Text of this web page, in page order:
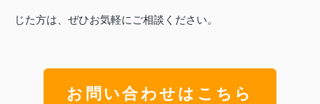
じた方は、ぜひお気軽にご相談ください。
お問い合わせはこちら